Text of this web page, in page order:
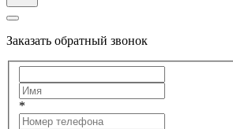
Заказать обратный звонок
*